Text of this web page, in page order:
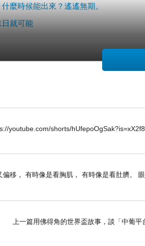
麼時候能出來？遙遙無期。
日就可能
youtube.com/shorts/
移， 有時像是看胸肌， 有時像是看肚臍。
一篇用佛得角的世界盃故事，談「中葡平